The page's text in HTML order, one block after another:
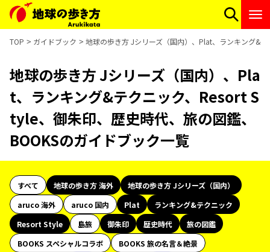
TOP ガイドブック 地球の歩き方 Jシリーズ（国内）、Plat、ランキング&
地球の歩き方 Jシリーズ（国内）、Pla
t、ランキング&テクニック、Resort S
tyle、御朱印、歴史時代、旅の図鑑、
BOOKSのガイドブック一覧
すべて 地球の歩き方 海外
地球の歩き方 Jシリーズ（国内）
aruco 海外
aruco 国内 Plat
ランキング&テクニック
Resort Style
島旅 御朱印 歴史時代
旅の図鑑
BOOKS スペシャルコラボ
BOOKS 旅の名言＆絶景